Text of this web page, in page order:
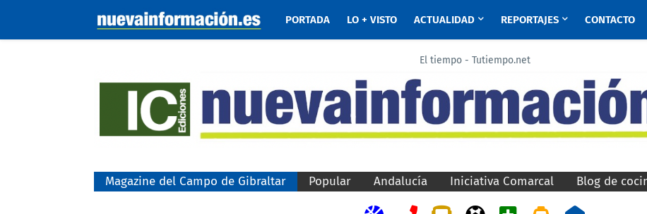
PORTADA LO + VISTO ACTUALIDAD REPORTAJES CONTACTO
El tiempo - Tutiempo.net
Magazine del Campo de Gibraltar Popular Andalucía Iniciativa Comarcal Blog de